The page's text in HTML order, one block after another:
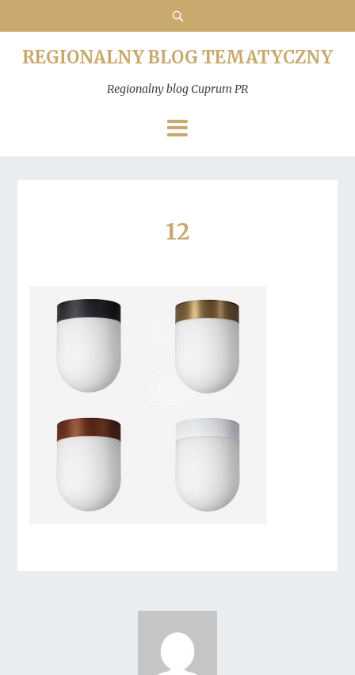
REGIONALNY BLOG TEMATYCZNY
Regionalny blog Cuprum PR
12